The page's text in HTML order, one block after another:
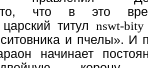
то, что в это
титул nswt-bity
ситовника и пчелы». И
начинает